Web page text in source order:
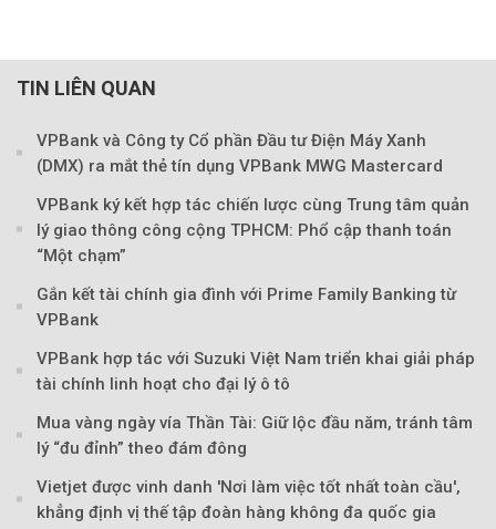
TIN LIÊN QUAN
VPBank và Công ty Cổ phần Đầu tư Điện Máy Xanh
(DMX) ra mắt thẻ tín dụng VPBank MWG Mastercard
VPBank ký kết hợp tác chiến lược cùng Trung tâm quản
lý giao thông công cộng TPHCM: Phổ cập thanh toán
“Một chạm”
Gắn kết tài chính gia đình với Prime Family Banking từ
VPBank
VPBank hợp tác với Suzuki Việt Nam triển khai giải pháp
tài chính linh hoạt cho đại lý ô tô
Mua vàng ngày vía Thần Tài: Giữ lộc đầu năm, tránh tâm
lý “đu đỉnh” theo đám đông
Vietjet được vinh danh 'Nơi làm việc tốt nhất toàn cầu',
khẳng định vị thế tập đoàn hàng không đa quốc gia